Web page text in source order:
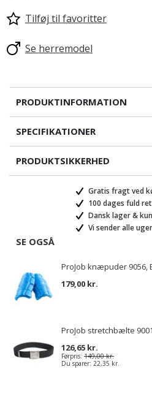
Tilføj til favoritter
Se herremodel
PRODUKTINFORMATION
SPECIFIKATIONER
PRODUKTSIKKERHED
Gratis fragt ved
100 dages fuld
Dansk lager &
Vi sender alle
SE OGSÅ
ProJob knæpuder 9056,
179,00 kr.
ProJob stretchbælte
126,65 kr.
Førpris: 149,00 kr.
Du sparer: 22,35 kr.